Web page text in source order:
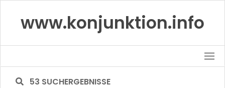
contentwww.konjunktion.info
53 SUCHERGEBNISSE